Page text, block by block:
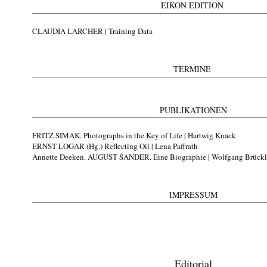
EIKON EDITION
CLAUDIA LARCHER | Training Data
TERMINE
PUBLIKATIONEN
FRITZ SIMAK. Photographs in the Key of Life | Hartwig Knack
ERNST LOGAR (Hg.) Reflecting Oil | Lena Paffrath
Annette Deeken. AUGUST SANDER. Eine Biographie | Wolfgang
IMPRESSUM
Editorial